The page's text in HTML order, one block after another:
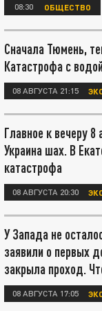
08:30 ОБЩЕСТВО
Сначала Тюмень,
Катастрофа с
08 АВГУСТА 21:15
Главное к вечеру 8
Украина шах. В
катастрофа
08 АВГУСТА 20:30
У Запада не
заявили о первых
закрыла проход.
08 АВГУСТА 17:05